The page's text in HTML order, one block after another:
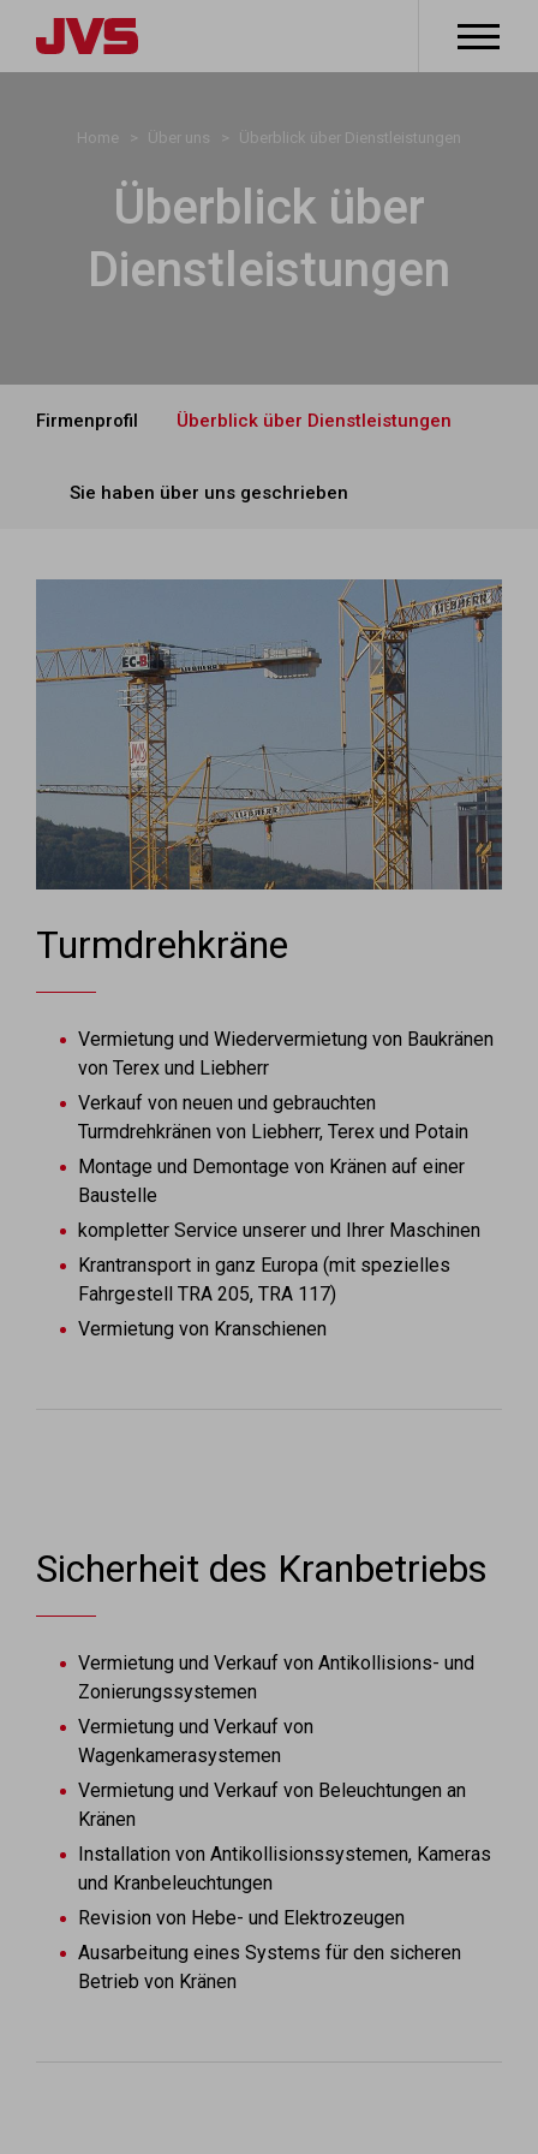
Home Über uns Überblick über Dienstleistungen
Überblick über
Dienstleistungen
Firmenprofil Überblick über Dienstleistungen
Sie haben über uns geschrieben
Turmdrehkräne
Vermietung und Wiedervermietung von Baukränen
von Terex und Liebherr
Verkauf von neuen und gebrauchten
Turmdrehkränen von Liebherr, Terex und Potain
Montage und Demontage von Kränen auf einer
Baustelle
kompletter Service unserer und Ihrer Maschinen
Krantransport in ganz Europa (mit spezielles
Fahrgestell TRA 205, TRA 117)
Vermietung von Kranschienen
Sicherheit des Kranbetriebs
Vermietung und Verkauf von Antikollisions- und
Zonierungssystemen
Vermietung und Verkauf von
Wagenkamerasystemen
Vermietung und Verkauf von Beleuchtungen an
Kränen
Installation von Antikollisionssystemen, Kameras
und Kranbeleuchtungen
Revision von Hebe- und Elektrozeugen
Ausarbeitung eines Systems für den sicheren
Betrieb von Kränen